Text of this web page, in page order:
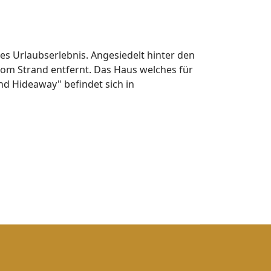
Urlaubserlebnis. Angesiedelt hinter den
Strand entfernt. Das Haus welches für
Hideaway" befindet sich in